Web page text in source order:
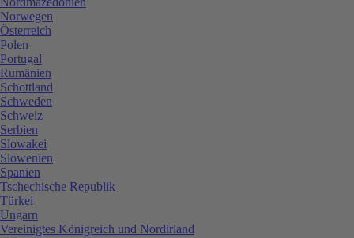
Norwegen
Österreich
Polen
Portugal
Rumänien
Schottland
Schweden
Schweiz
Serbien
Slowakei
Slowenien
Spanien
Tschechische Republik
Türkei
Ungarn
Vereinigtes Königreich und Nordirland